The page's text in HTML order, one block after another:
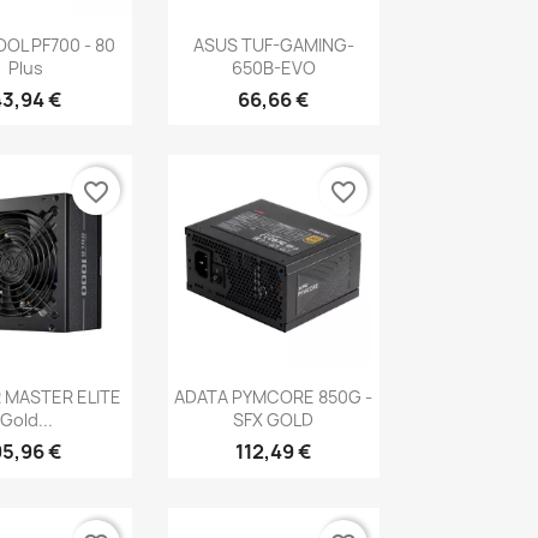
rapide
PF700 - 80
Plus
€
 Aperçu rapide
ASUS TUF-GAMING-
650B-EVO
66,66 €
rapide
ELITE
Gold...
€
favorite_border
Aperçu rapide
ADATA PYMCORE 850G -
SFX GOLD
112,49 €
favorite_border